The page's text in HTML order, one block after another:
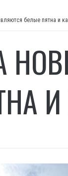
белые пятна и